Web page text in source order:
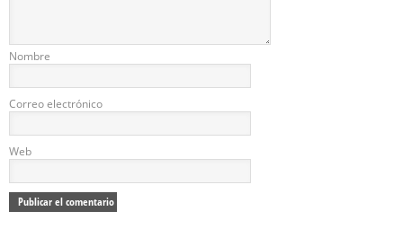
Nombre
Correo electrónico
Web